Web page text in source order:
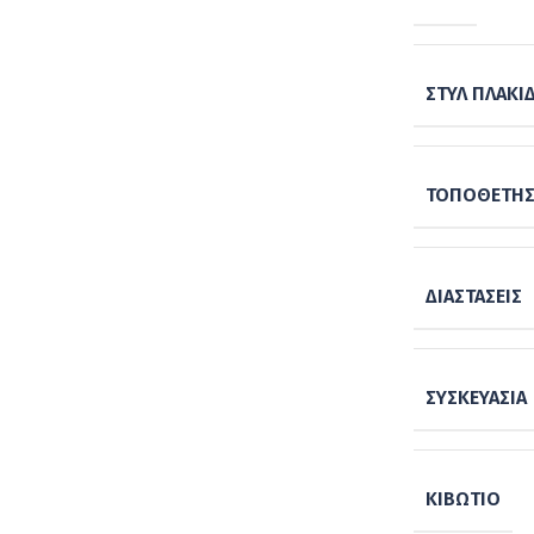
ΣΤΥΛ
ΔΙΑΣΤΆΣΕΙΣ
ΣΥΣΚΕΥΑΣΊΑ
ΚΙΒΏΤΙΟ